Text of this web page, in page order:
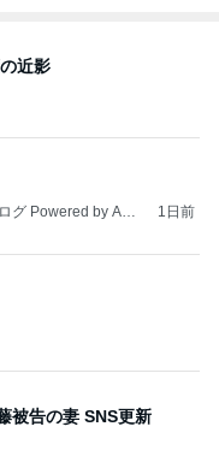
近影
グ Powered by Ame
1日前